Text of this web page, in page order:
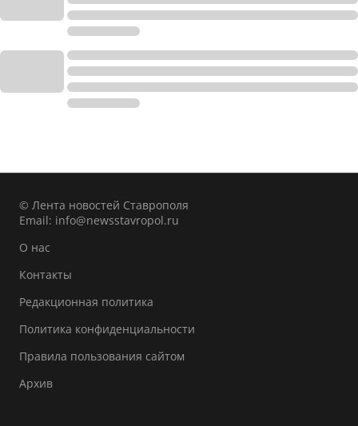
© Лента новостей Ставрополя
Email: info@newsstavropol.ru
О нас
Контакты
Редакционная политика
Политика конфиденциальности
Правила пользования сайтом
Архив